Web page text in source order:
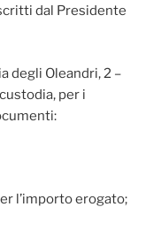
dal Presidente
degli Oleandri, 2 –
per i
l’importo erogato;